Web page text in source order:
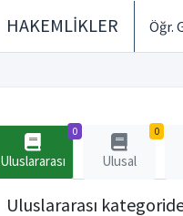
HAKEMLİKLER Öğr.
0
Uluslararası
0
Ulusal
Uluslararası